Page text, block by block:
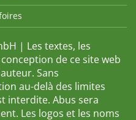
| Les textes, les
de ce site web
Sans
au-delà des limites
interdite. Abus sera
Les logos et les noms